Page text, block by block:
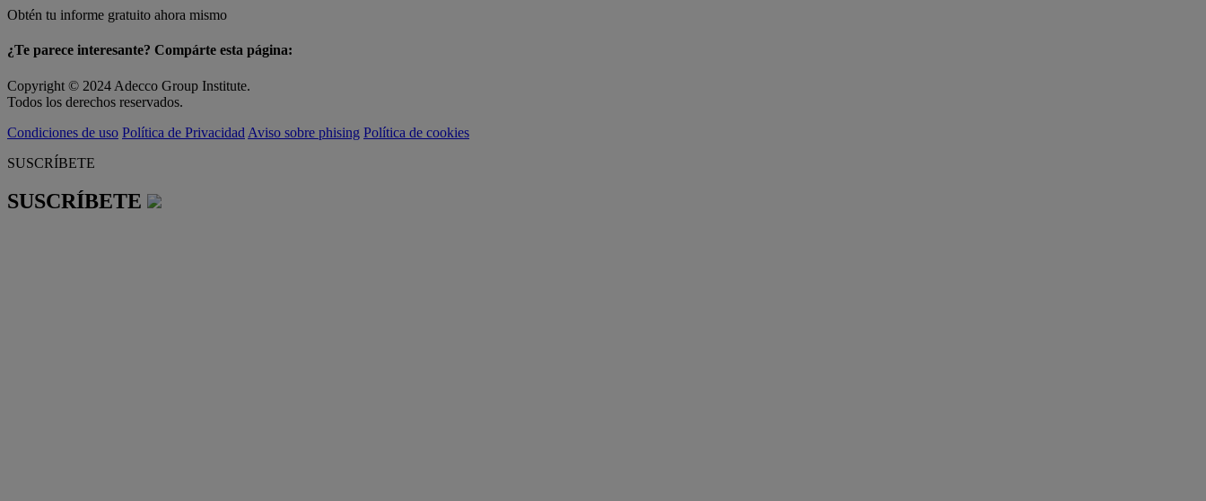
Obtén tu informe gratuito ahora mismo
¿Te parece interesante? Compárte esta página:
Copyright © 2024 Adecco Group Institute.
Todos los derechos reservados.
Condiciones de uso Política de Privacidad Aviso sobre phising Política de cookies
SUSCRÍBETE
SUSCRÍBETE